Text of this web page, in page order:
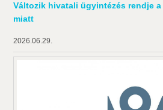
Változik hivatali ügyintézés rendje
miatt
2026.06.29.